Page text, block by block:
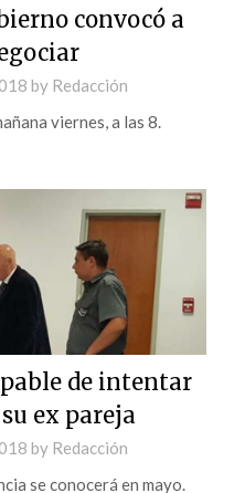
convocó a
by Redacción
viernes, a las 8.
de intentar
ex pareja
by Redacción
se conocerá en mayo.